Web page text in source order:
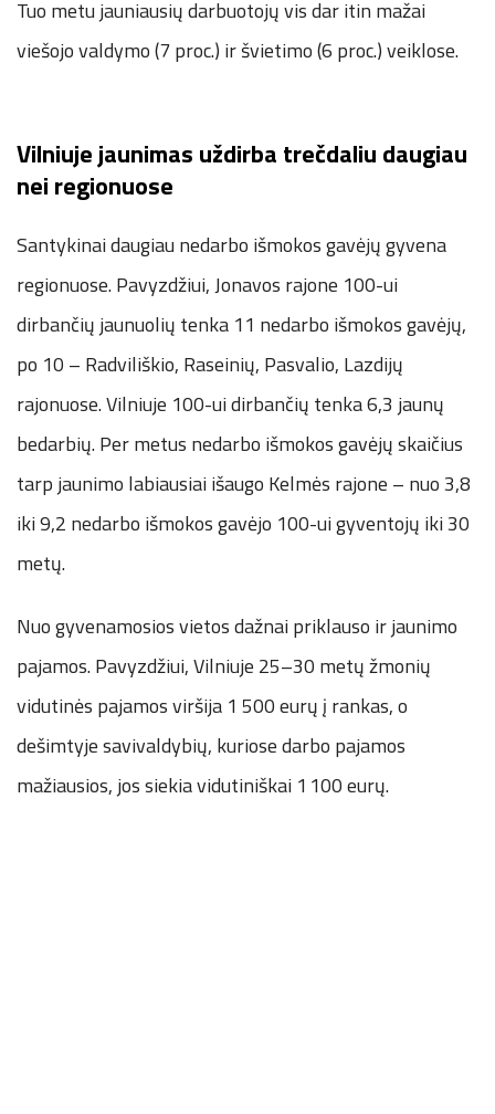
Tuo metu jauniausių darbuotojų vis dar itin mažai
viešojo valdymo (7 proc.) ir švietimo (6 proc.) veiklose.
Vilniuje jaunimas uždirba trečdaliu daugiau
nei regionuose
Santykinai daugiau nedarbo išmokos gavėjų gyvena
regionuose. Pavyzdžiui, Jonavos rajone 100-ui
dirbančių jaunuolių tenka 11 nedarbo išmokos gavėjų,
po 10 – Radviliškio, Raseinių, Pasvalio, Lazdijų
rajonuose. Vilniuje 100-ui dirbančių tenka 6,3 jaunų
bedarbių. Per metus nedarbo išmokos gavėjų skaičius
tarp jaunimo labiausiai išaugo Kelmės rajone – nuo 3,8
iki 9,2 nedarbo išmokos gavėjo 100-ui gyventojų iki 30
metų.
Nuo gyvenamosios vietos dažnai priklauso ir jaunimo
pajamos. Pavyzdžiui, Vilniuje 25–30 metų žmonių
vidutinės pajamos viršija 1 500 eurų į rankas, o
dešimtyje savivaldybių, kuriose darbo pajamos
mažiausios, jos siekia vidutiniškai 1 100 eurų.